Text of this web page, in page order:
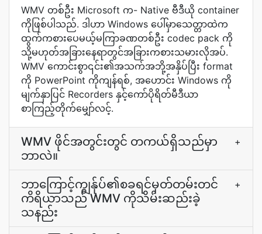
WMV တစ်ဦး Microsoft က- Native ဗီဒီယို container
ကိုဖြစ်ပါသည်. ဒါဟာ Windows ပေါ်မှာသေတ္တာထဲက
ထွက်ကစားပေမယ့်မကြာခဏတစ်ဦး codec pack ကို
သို့မဟုတ်အခြားနေရာတွင်အခြားကစားသမားလိုအပ်.
WMV ကောင်းစွာ၎င်း၏အသက်အဘို့အနှိပ်ပြီး format
ကို PowerPoint ကိုကျန်ရစ်, အဟောင်း Windows ကို
မျက်နှာပြင် Recorders နှင့်ကော်ပိုရိတ်မီဒီယာ
စာကြည့်တိုက်မျှော်လင့်.
WMV ဖိုင်အတွင်းတွင် တကယ်ရှိသည်မှာ
ဘာလဲ။
+
ဘာကြောင့်ကျွန်ုပ်၏စခရင်မှတ်တမ်းတင်
ကိရိယာသည် WMV ကိုသိမ်းဆည်းခဲ့
သနည်း
+